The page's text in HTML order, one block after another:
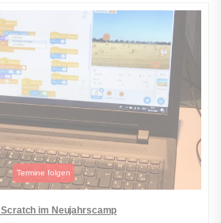
im Neujahrscamp